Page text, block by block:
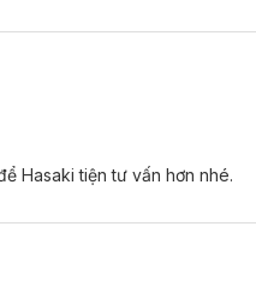
Hasaki tiện tư vấn hơn nhé.